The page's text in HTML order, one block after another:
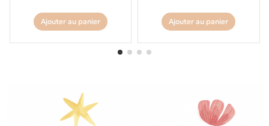
Ajouter au panier Ajouter au panier